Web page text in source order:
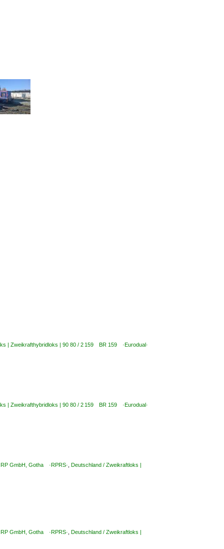
| Zweikrafthybridloks | 90 80 / 2 159 BR 159 ·Eurodual·
| Zweikrafthybridloks | 90 80 / 2 159 BR 159 ·Eurodual·
GmbH, Gotha ·RPRS· Deutschland / Zweikraftloks |
GmbH, Gotha ·RPRS· Deutschland / Zweikraftloks |